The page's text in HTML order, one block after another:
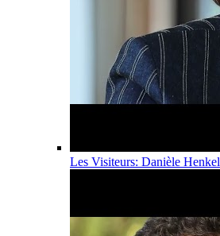
Les Visiteurs: Danièle Henkel